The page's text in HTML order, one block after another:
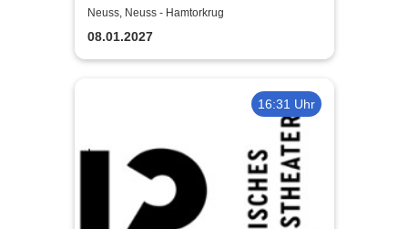
Neuss, Neuss - Hamtorkrug
08.01.2027
16:31 Uhr